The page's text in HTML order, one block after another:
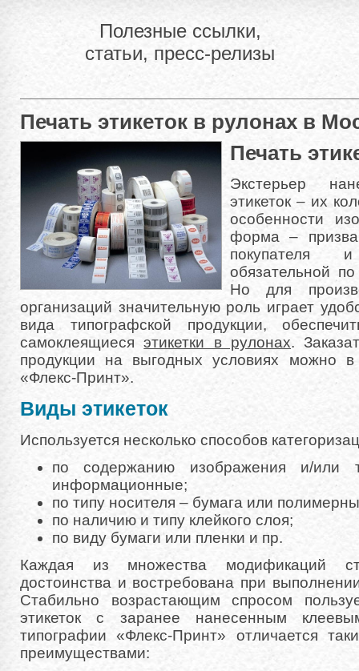
Полезные ссылки,
статьи, пресс-релизы
Печать этикеток в рулонах в
Печать
Экстерьер
этикеток – их
особенности
форма –
покупателя
обязательной
Но для
организаций значительную роль играет
вида типографской продукции,
самоклеящиесяэтикетки в рулонах.
продукции на выгодных условиях можно в
«Флекс-Принт».
Виды этикеток
Используется несколько способов
по содержанию изображения и/или
информационные;
по типу носителя – бумага или
по наличию и типу клейкого слоя;
по виду бумаги или пленки и пр.
Каждая из множества модификаций
достоинства и востребована при
Стабильно возрастающим спросом
этикеток с заранее нанесенным
типографии «Флекс-Принт» отличается
преимуществами: